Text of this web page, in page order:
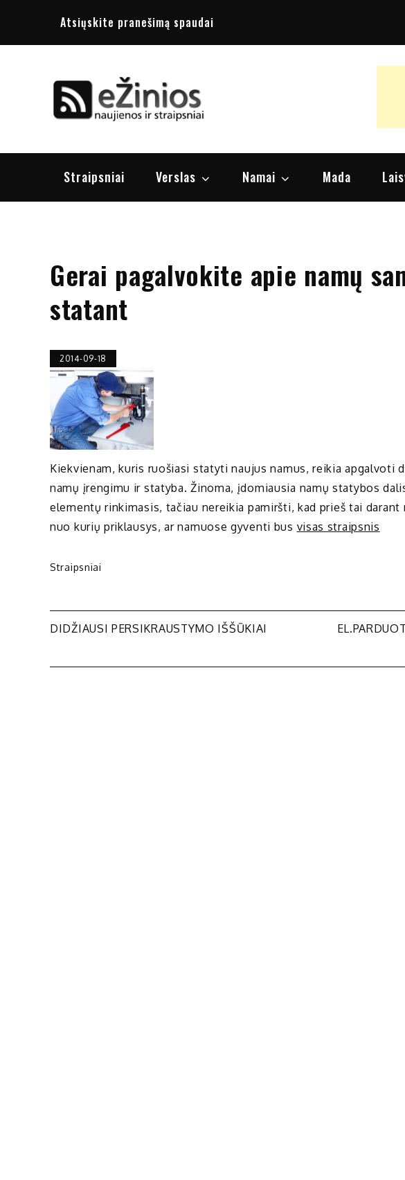
Atsiųskite pranešimą spaudai
Straipsniai Verslas Namai Mada
Gerai pagalvokite apie namų
statant
2014-09-18
Kiekvienam, kuris ruošiasi statyti naujus namus, reikia apgalvoti
namų įrengimu ir statyba. Žinoma, įdomiausia namų statybos
elementų rinkimasis, tačiau nereikia pamiršti, kad prieš tai
nuo kurių priklausys, ar namuose gyventi bus visas straipsnis
Straipsniai
Navigacija
tarp
DIDŽIAUSI PERSIKRAUSTYMO IŠŠŪKIAI